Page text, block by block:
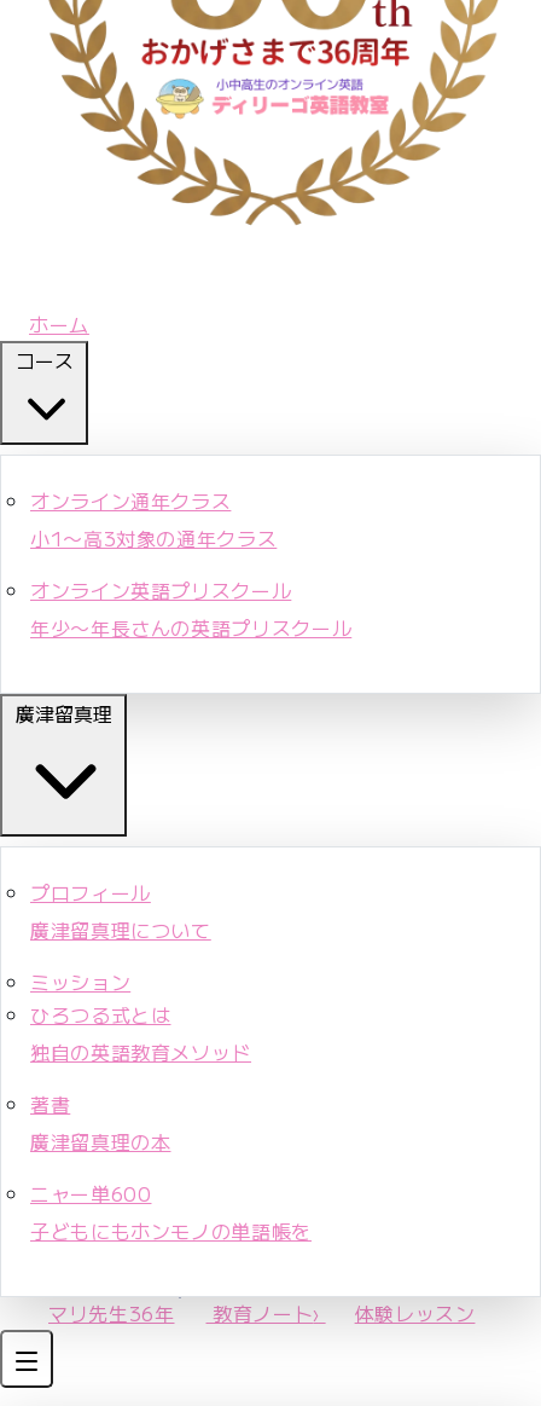
ホーム
コース
オンライン通年クラス
小1〜高3対象の通年クラス
オンライン英語プリスクール
年少〜年長さんの英語プリスクール
廣津留真理
プロフィール
廣津留真理について
ミッション
ひろつる式とは
独自の英語教育メソッド
著書
廣津留真理の本
ニャー単600
子どもにもホンモノの単語帳を
マリ先生36年 教育ノート› 体験レッスン